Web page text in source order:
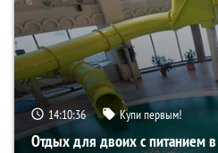
14:10:35 Купи первым!
Отдых для двоих с питанием